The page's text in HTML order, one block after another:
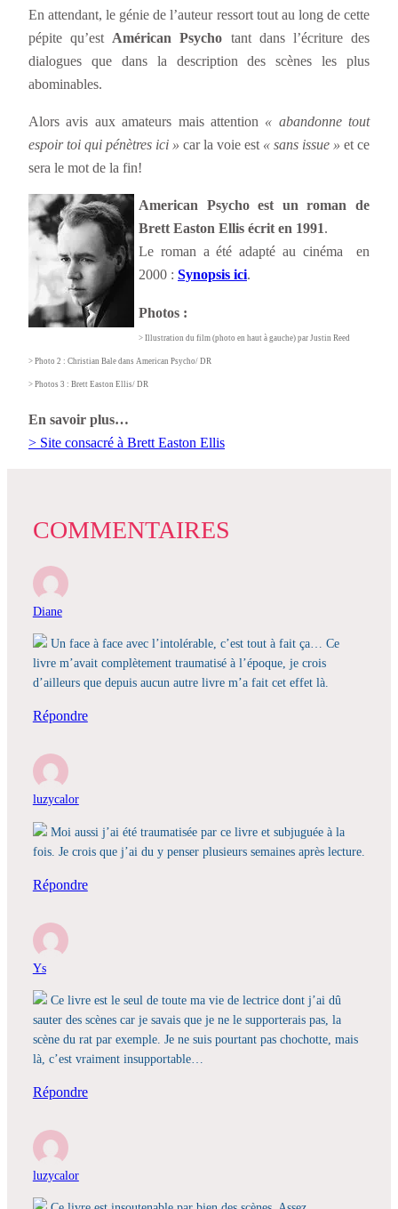
En attendant, le génie de l’auteur ressort tout au long de cette
pépite qu’est Américan Psycho tant dans l’écriture des
dialogues que dans la description des scènes les plus
abominables.
Alors avis aux amateurs mais attention « abandonne tout
espoir toi qui pénètres ici » car la voie est « sans issue » et ce
sera le mot de la fin!
American Psycho est un roman de
Brett Easton Ellis écrit en 1991.
Le roman a été adapté au cinéma en
2000 : Synopsis ici.
Photos :
> Illustration du film (photo en haut à gauche) par Justin Reed
> Photo 2 : Christian Bale dans American Psycho/ DR
> Photos 3 : Brett Easton Ellis/ DR
En savoir plus…
> Site consacré à Brett Easton Ellis
COMMENTAIRES
Diane
Un face à face avec l’intolérable, c’est tout à fait ça… Ce
livre m’avait complètement traumatisé à l’époque, je crois
d’ailleurs que depuis aucun autre livre m’a fait cet effet là.
Répondre
luzycalor
Moi aussi j’ai été traumatisée par ce livre et subjuguée à la
fois. Je crois que j’ai du y penser plusieurs semaines après lecture.
Répondre
Ys
Ce livre est le seul de toute ma vie de lectrice dont j’ai dû
sauter des scènes car je savais que je ne le supporterais pas, la
scène du rat par exemple. Je ne suis pourtant pas chochotte, mais
là, c’est vraiment insupportable…
Répondre
luzycalor